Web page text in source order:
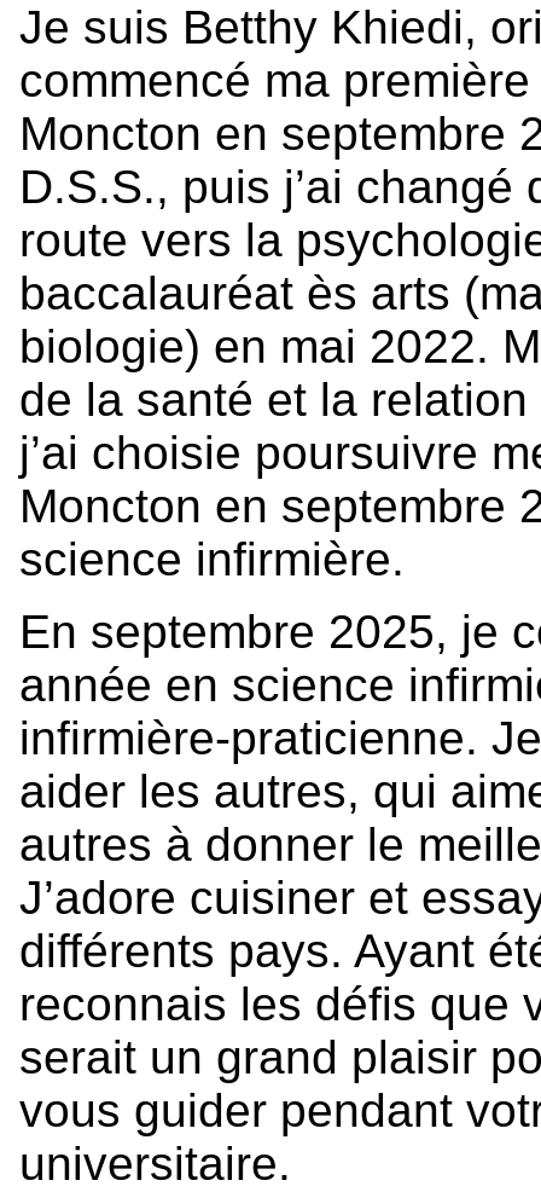
Je suis Betthy Khiedi,
commencé ma
Moncton en septembre
D.S.S., puis j’ai
route vers la
baccalauréat ès arts
biologie) en mai 2022.
de la santé et la
j’ai choisie poursuivre
Moncton en septembre
science infirmière.
En septembre 2025, je
année en science
infirmière-praticienne.
aider les autres, qui
autres à donner le
J’adore cuisiner et
différents pays. Ayant
reconnais les défis que
serait un grand plaisir
vous guider pendant
universitaire.